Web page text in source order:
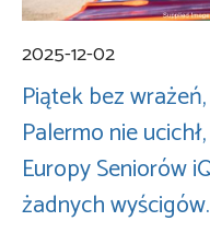
2025-12-02
Piątek bez
Palermo nie
Europy Seniorów
żadnych wyścigów.